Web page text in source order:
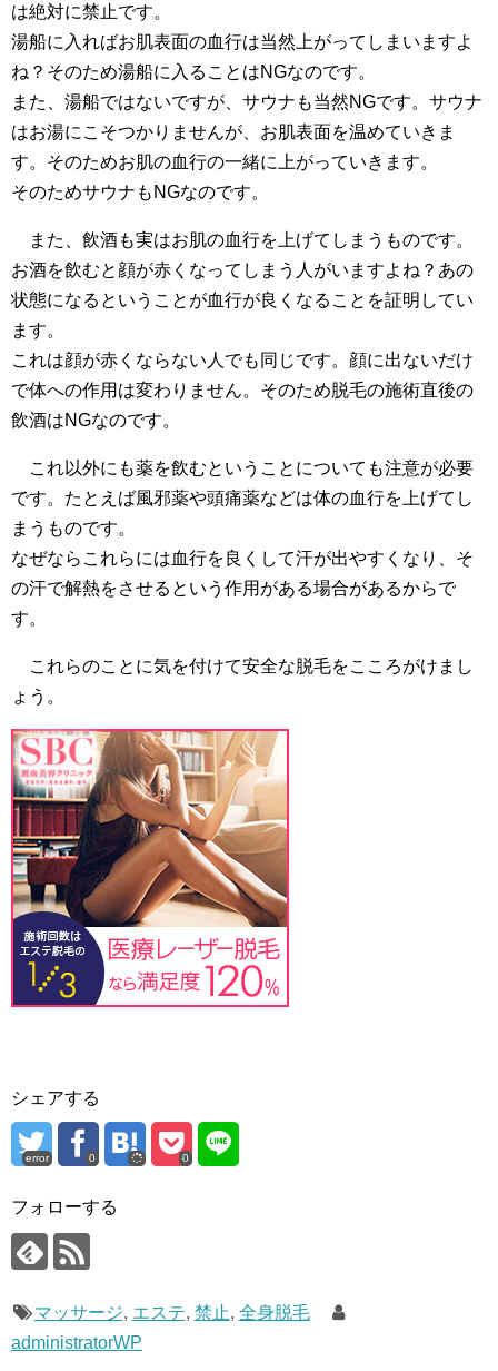
は絶対に禁止です。
湯船に入ればお肌表面の血行は当然上がってしまいますよ
ね？そのため湯船に入ることはNGなのです。
また、湯船ではないですが、サウナも当然NGです。サウナ
はお湯にこそつかりませんが、お肌表面を温めていきま
す。そのためお肌の血行の一緒に上がっていきます。
そのためサウナもNGなのです。
また、飲酒も実はお肌の血行を上げてしまうものです。
お酒を飲むと顔が赤くなってしまう人がいますよね？あの
状態になるということが血行が良くなることを証明してい
ます。
これは顔が赤くならない人でも同じです。顔に出ないだけ
で体への作用は変わりません。そのため脱毛の施術直後の
飲酒はNGなのです。
これ以外にも薬を飲むということについても注意が必要
です。たとえば風邪薬や頭痛薬などは体の血行を上げてし
まうものです。
なぜならこれらには血行を良くして汗が出やすくなり、そ
の汗で解熱をさせるという作用がある場合があるからで
す。
これらのことに気を付けて安全な脱毛をこころがけまし
ょう。
シェアする
error 0 0
フォローする
マッサージ, エステ, 禁止, 全身脱毛
administratorWP